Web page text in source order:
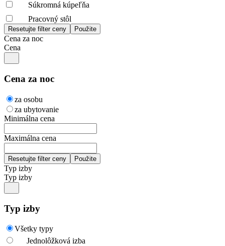
Súkromná kúpeľňa
Pracovný stôl
Cena za noc
Cena
Cena za noc
za osobu
za ubytovanie
Minimálna cena
Maximálna cena
Typ izby
Typ izby
Typ izby
Všetky typy
Jednolôžková izba